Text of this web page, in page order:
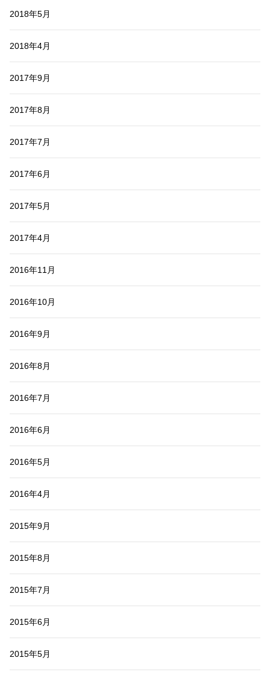
2018年5月
2018年4月
2017年9月
2017年8月
2017年7月
2017年6月
2017年5月
2017年4月
2016年11月
2016年10月
2016年9月
2016年8月
2016年7月
2016年6月
2016年5月
2016年4月
2015年9月
2015年8月
2015年7月
2015年6月
2015年5月